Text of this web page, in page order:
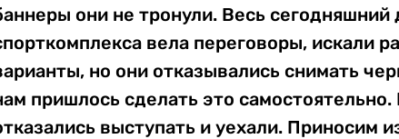
они не тронули. Весь сегодняшний
вела переговоры, искали
но они отказывались снимать
пришлось сделать это
выступать и уехали. Приносим